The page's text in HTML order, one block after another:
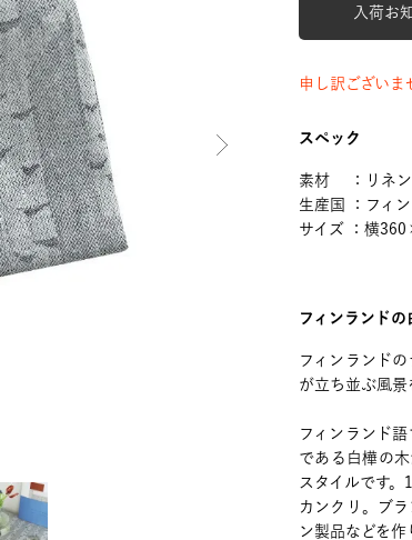
入荷お
申し訳ございま
スペック
素材 ：リネン
生産国 ：フィ
サイズ ：横
フィンランド
フィンランド
が立ち並ぶ風景
フィンランド
である白樺の
スタイルです
カンクリ。ブ
ン製品などを作